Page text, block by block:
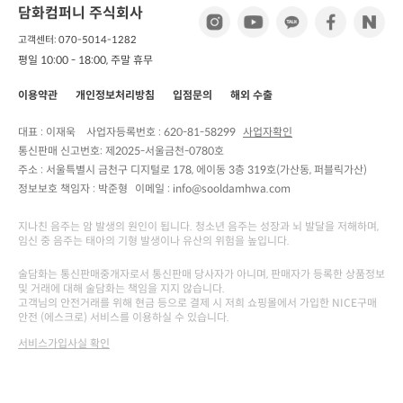
담화컴퍼니 주식회사
고객센터: 070-5014-1282
평일 10:00 - 18:00, 주말 휴무
이용약관 개인정보처리방침 입점문의 해외 수출
대표 : 이재욱 사업자등록번호 : 620-81-58299 사업자확인
통신판매 신고번호: 제2025-서울금천-0780호
주소 : 서울특별시 금천구 디지털로 178, 에이동 3층 319호(가산동, 퍼블릭가산)
정보보호 책임자 : 박준형 이메일 : info@sooldamhwa.com
지나친 음주는 암 발생의 원인이 됩니다. 청소년 음주는 성장과 뇌 발달을 저해하며,
임신 중 음주는 태아의 기형 발생이나 유산의 위험을 높입니다.
술담화는 통신판매중개자로서 통신판매 당사자가 아니며, 판매자가 등록한 상품정보
및 거래에 대해 술담화는 책임을 지지 않습니다.
고객님의 안전거래를 위해 현금 등으로 결제 시 저희 쇼핑몰에서 가입한 NICE구매
안전 (에스크로) 서비스를 이용하실 수 있습니다.
서비스가입사실 확인